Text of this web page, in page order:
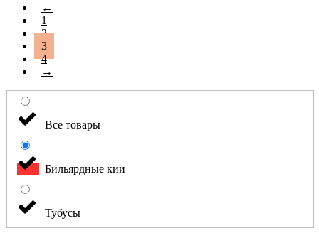
←
1
2
3
4
→
Все товары
Бильярдные кии
Тубусы